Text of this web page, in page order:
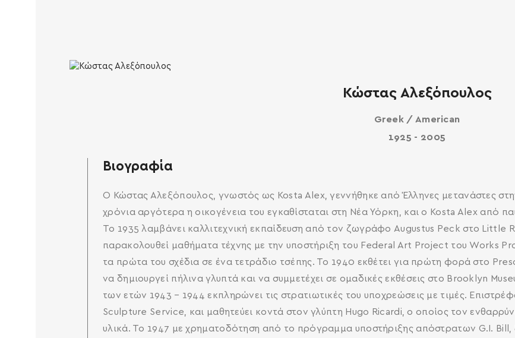
Κώστας Αλεξόπουλος
Greek / American
1925 - 2005
Βιογραφία
Ο Κώστας Αλεξόπουλος, γνωστός ως Kosta Alex, γεννήθηκε από Έλληνες μετανάστες
χρόνια αργότερα η οικογένεια του εγκαθίσταται στη Νέα Υόρκη, και ο Kosta Alex από
Το 1935 λαμβάνει καλλιτεχνική εκπαίδευση από τον ζωγράφο Augustus Peck στο Little
παρακολουθεί μαθήματα τέχνης με την υποστήριξη του Federal Art Project του Works
τα πρώτα του σχέδια σε ένα τετράδιο τσέπης. Το 1940 εκθέτει για πρώτη φορά στο
να δημιουργεί πήλινα γλυπτά και να συμμετέχει σε ομαδικές εκθέσεις στο Brooklyn
των ετών 1943 – 1944 εκπληρώνει τις στρατιωτικές του υποχρεώσεις με τιμές.
Sculpture Service, και μαθητεύει κοντά στον γλύπτη Hugo Ricardi, ο οποίος τον
υλικά. Το 1947 με χρηματοδότηση από το πρόγραμμα υποστήριξης απόστρατων G.I. Bill,